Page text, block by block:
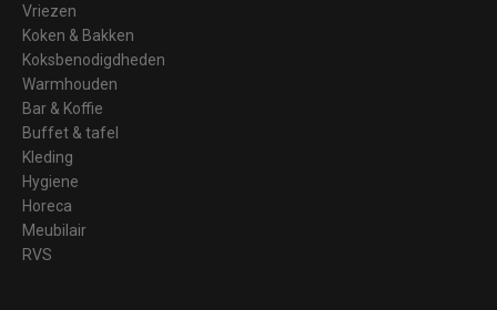
Vriezen
Koken & Bakken
Koksbenodigdheden
Warmhouden
Bar & Koffie
Buffet & tafel
Kleding
Hygiene
Horeca
Meubilair
RVS